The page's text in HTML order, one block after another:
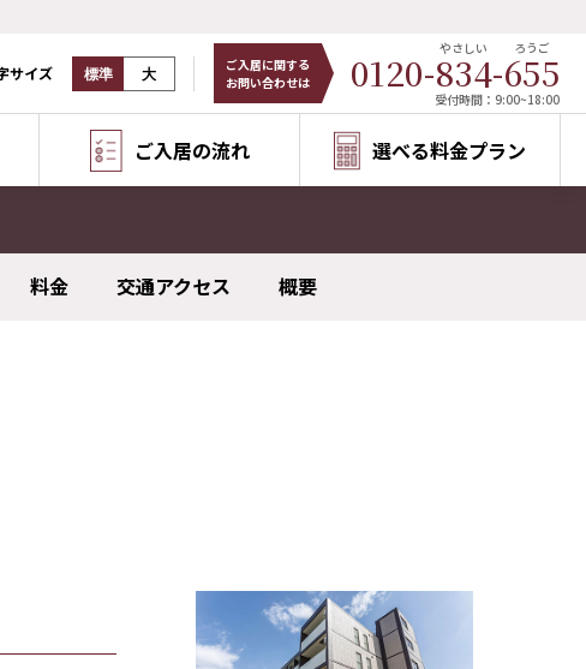
サイズ 標準 大
ご入居に関する
お問い合わせは
0120-834
やさしい
-655
ろうご
受付時間：9:00~18:00
ご入居の流れ 選べる料金プラン
料金 交通アクセス 概要